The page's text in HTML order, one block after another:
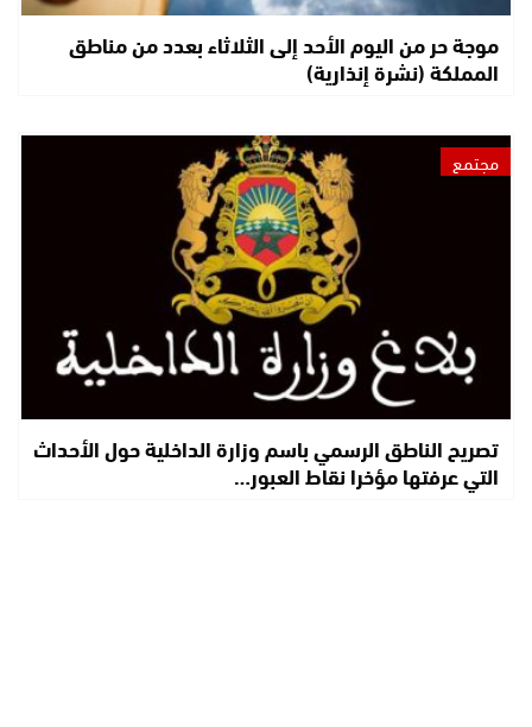
موجة حر من اليوم الأحد إلى الثلاثاء بعدد من مناطق
المملكة (نشرة إنذارية)
مجتمع
تصريح الناطق الرسمي باسم وزارة الداخلية حول الأحداث
التي عرفتها مؤخرا نقاط العبور…